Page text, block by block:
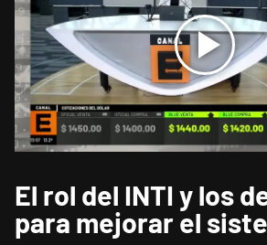
El rol del INTI y los
para mejorar el